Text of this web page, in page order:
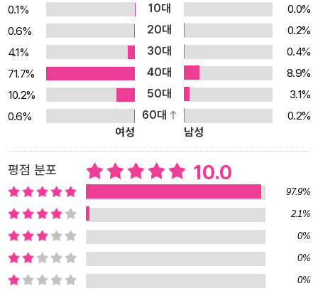
0.1% 10대
0.0%
0.6%
20대
0.2%
4.1%
30대
0.4%
71.7%
40대
8.9%
10.2%
50대
3.1%
0.6%
60대
0.2%
여성
남성
평점 분포 10.0
97.9%
2.1%
0%
0%
0%